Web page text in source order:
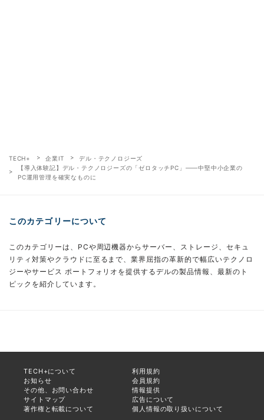
TECH+ 企業IT
デル・テクノロジーズ
【導入体験記】デル・テクノロジーズの「ゼロタッチPC」――中堅中小企業の
PC運用管理を確実なものに
このカテゴリーについて
このカテゴリーは、PCや周辺機器からサーバー、ストレージ、セキュ
リティ対策やクラウドに至るまで、業界屈指の革新的で幅広いテクノロ
ジーやサービス ポートフォリオを提供するデルの製品情報、最新のト
ピックを紹介しています。
TECH+について
利用規約
お知らせ
会員規約
その他、お問い合わせ
情報提供
サイトマップ
広告について
著作権と転載について
個人情報の取り扱いについて